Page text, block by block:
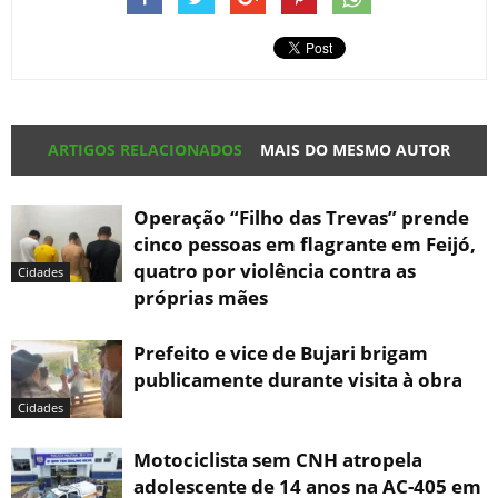
ARTIGOS RELACIONADOS MAIS DO MESMO AUTOR
Cidades
Operação “Filho das Trevas” prende
cinco pessoas em flagrante em Feijó,
quatro por violência contra as
próprias mães
Cidades
Prefeito e vice de Bujari brigam
publicamente durante visita à obra
Motociclista sem CNH atropela
adolescente de 14 anos na AC-405 em